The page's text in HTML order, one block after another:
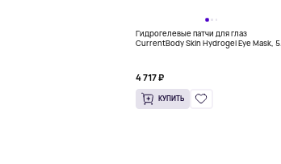
Гидрогелевые патчи для глаз
CurrentBody Skin Hydrogel Eye Mask, 5
4 717 ₽
КУПИТЬ